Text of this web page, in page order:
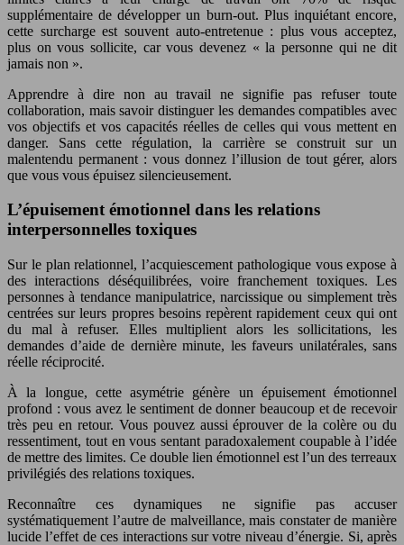
supplémentaire de développer un burn-out. Plus inquiétant encore,
cette surcharge est souvent auto-entretenue : plus vous acceptez,
plus on vous sollicite, car vous devenez « la personne qui ne dit
jamais non ».
Apprendre à dire non au travail ne signifie pas refuser toute
collaboration, mais savoir distinguer les demandes compatibles avec
vos objectifs et vos capacités réelles de celles qui vous mettent en
danger. Sans cette régulation, la carrière se construit sur un
malentendu permanent : vous donnez l’illusion de tout gérer, alors
que vous vous épuisez silencieusement.
L’épuisement émotionnel dans les relations
interpersonnelles toxiques
Sur le plan relationnel, l’acquiescement pathologique vous expose à
des interactions déséquilibrées, voire franchement toxiques. Les
personnes à tendance manipulatrice, narcissique ou simplement très
centrées sur leurs propres besoins repèrent rapidement ceux qui ont
du mal à refuser. Elles multiplient alors les sollicitations, les
demandes d’aide de dernière minute, les faveurs unilatérales, sans
réelle réciprocité.
À la longue, cette asymétrie génère un épuisement émotionnel
profond : vous avez le sentiment de donner beaucoup et de recevoir
très peu en retour. Vous pouvez aussi éprouver de la colère ou du
ressentiment, tout en vous sentant paradoxalement coupable à l’idée
de mettre des limites. Ce double lien émotionnel est l’un des terreaux
privilégiés des relations toxiques.
Reconnaître ces dynamiques ne signifie pas accuser
systématiquement l’autre de malveillance, mais constater de manière
lucide l’effet de ces interactions sur votre niveau d’énergie. Si, après